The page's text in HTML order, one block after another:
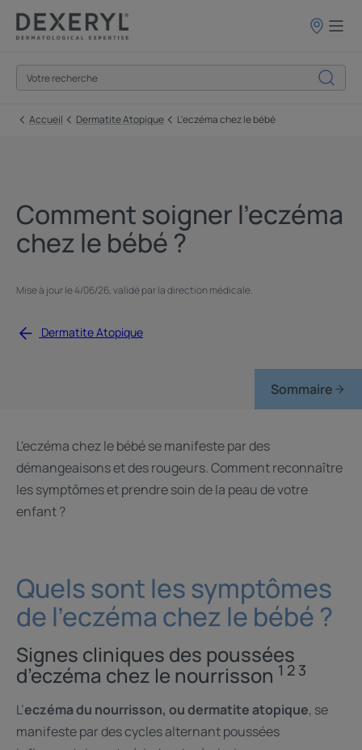
Points
Accueil Dermatite Atopique L'eczéma chez le bébé
Comment soigner l’eczéma
chez le bébé ?
Mise à jour le4/06/26, validé parla direction médicale.
Dermatite Atopique
Sommaire
L'eczéma chez le bébé se manifeste par des
démangeaisons et des rougeurs. Comment reconnaître
les symptômes et prendre soin de la peau de votre
enfant ?
Quels sont les symptômes
de l'eczéma chez le bébé ?
Signes cliniques des poussées
d’eczéma chez le nourrisson 1 2 3
L’eczéma du nourrisson, ou dermatite atopique, se
manifeste par des cycles alternant poussées